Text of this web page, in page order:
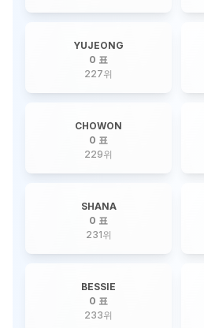
YUJEONG
0 표
227위
CHOWON
0 표
229위
SHANA
0 표
231위
BESSIE
0 표
233위